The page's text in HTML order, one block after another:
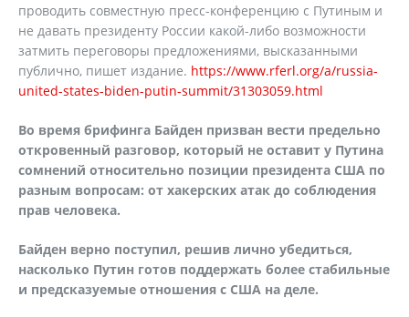
проводить совместную пресс-конференцию с Путиным и
не давать президенту России какой-либо возможности
затмить переговоры предложениями, высказанными
публично, пишет издание. https://www.rferl.org/a/russia-
united-states-biden-putin-summit/31303059.html
Во время брифинга Байден призван вести предельно
откровенный разговор, который не оставит у Путина
сомнений относительно позиции президента США по
разным вопросам: от хакерских атак до соблюдения
прав человека.
Байден верно поступил, решив лично убедиться,
насколько Путин готов поддержать более стабильные
и предсказуемые отношения с США на деле.